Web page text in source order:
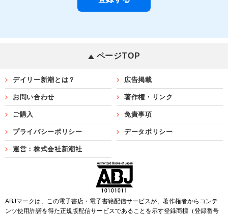
ページTOP
デイリー新潮とは？ 広告掲載
お問い合わせ 著作権・リンク
ご購入 免責事項
プライバシーポリシー データポリシー
運営：株式会社新潮社
ABJマークは、この電子書店・電子書籍配信サービスが、著作権者からコンテ
ンツ使用許諾を得た正規版配信サービスであることを示す登録商標（登録番号